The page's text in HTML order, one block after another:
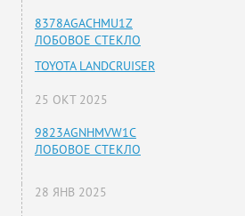
8378AGACHMU1Z
ЛОБОВОЕ СТЕКЛО
TOYOTA LANDCRUISER
25 ОКТ 2025
9823AGNHMVW1C
ЛОБОВОЕ СТЕКЛО
28 ЯНВ 2025